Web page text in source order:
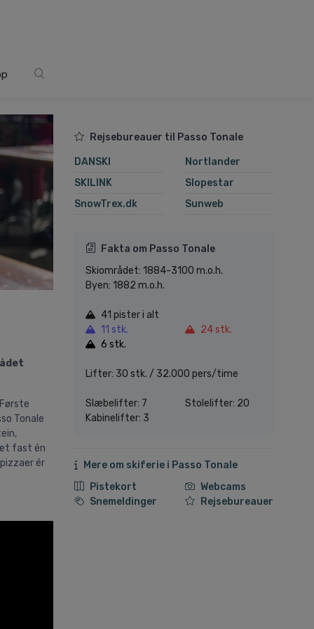
Tonale
fast én
ér
Rejsebureauer til Passo Tonale
DANSKI
Nortlander
SKILINK
Slopestar
SnowTrex.dk
Sunweb
Fakta om Passo Tonale
Skiområdet: 1884-3100 m.o.h.
Byen: 1882 m.o.h.
41 pister i alt
11 stk.
24 stk.
6 stk.
Lifter: 30 stk. / 32.000 pers/time
Slæbelifter: 7
Stolelifter: 20
Kabinelifter: 3
Mere om skiferie i Passo Tonale
Pistekort
Webcams
Snemeldinger
Rejsebureauer